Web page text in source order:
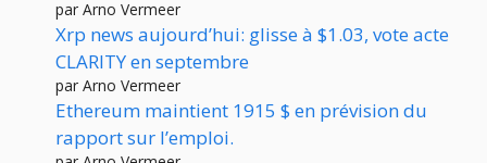
par Arno Vermeer
Xrp news aujourd’hui: glisse à $1.03, vote acte
CLARITY en septembre
par Arno Vermeer
Ethereum maintient 1915 $ en prévision du
rapport sur l’emploi.